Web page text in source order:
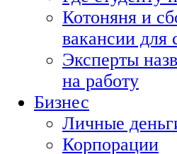
Котоняня и
вакансии для
Эксперты
на работу
Бизнес
Личные
Корпорации